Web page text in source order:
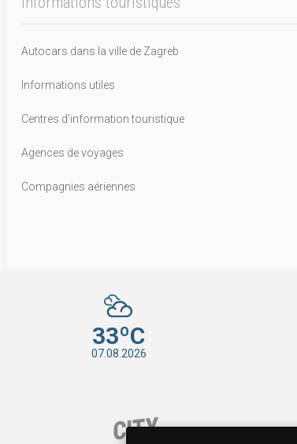
Autocars dans la ville de Zagreb
Informations utiles
Centres d'information touristique
Agences de voyages
Compagnies aériennes
33ºC
07.08.2026